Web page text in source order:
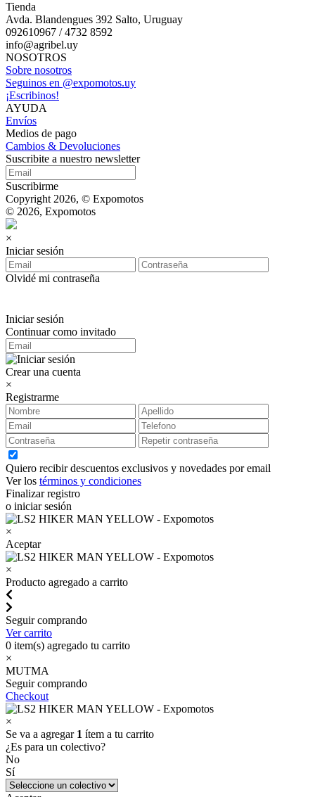
Tienda
Avda. Blandengues 392 Salto, Uruguay
092610967 / 4732 8592
info@agribel.uy
NOSOTROS
Sobre nosotros
Seguinos en @expomotos.uy
¡Escribinos!
AYUDA
Envíos
Medios de pago
Cambios & Devoluciones
Suscribite a nuestro newsletter
Suscribirme
Copyright 2026, © Expomotos
© 2026, Expomotos
×
Iniciar sesión
Olvidé mi contraseña
Iniciar sesión
Continuar como invitado
Crear una cuenta
×
Registrarme
Quiero recibir descuentos exclusivos y novedades por email
Ver los términos y condiciones
Finalizar registro
o iniciar sesión
×
Aceptar
×
Producto agregado a carrito
Seguir comprando
Ver carrito
0 item(s) agregado tu carrito
×
MUTMA
Seguir comprando
Checkout
×
Se va a agregar 1 ítem a tu carrito
¿Es para un colectivo?
No
Sí